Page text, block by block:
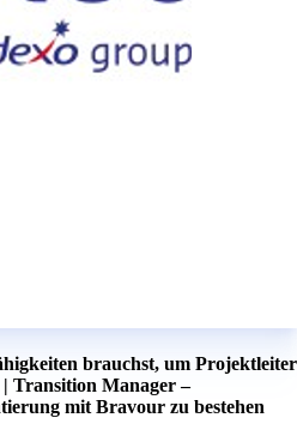
brauchst, um Projektleiter
Transition Manager –
mit Bravour zu bestehen